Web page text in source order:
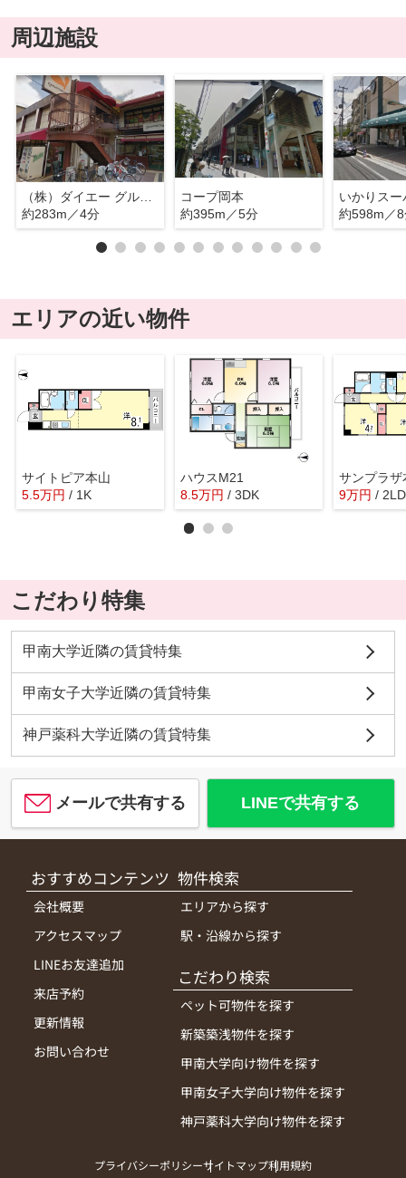
周辺施設
（株）ダイエー グルメシティ本山店
約283m／4分
コープ岡本
約395m／5分
約598m／
エリアの近い物件
サイトピア本山
5.5万円 / 1K
ハウスM21
8.5万円 / 3DK
サンプラザ
9万円 /
こだわり特集
甲南大学近隣の賃貸特集
甲南女子大学近隣の賃貸特集
神戸薬科大学近隣の賃貸特集
メールで共有する LINEで共有する
おすすめコンテンツ
会社概要
アクセスマップ
LINEお友達追加
来店予約
更新情報
お問い合わせ
物件検索
エリアから探す
駅・沿線から探す
こだわり検索
ペット可物件を探す
新築築浅物件を探す
甲南大学向け物件を探す
甲南女子大学向け物件を探す
神戸薬科大学向け物件を探す
プライバシーポリシーサイトマップ利用規約